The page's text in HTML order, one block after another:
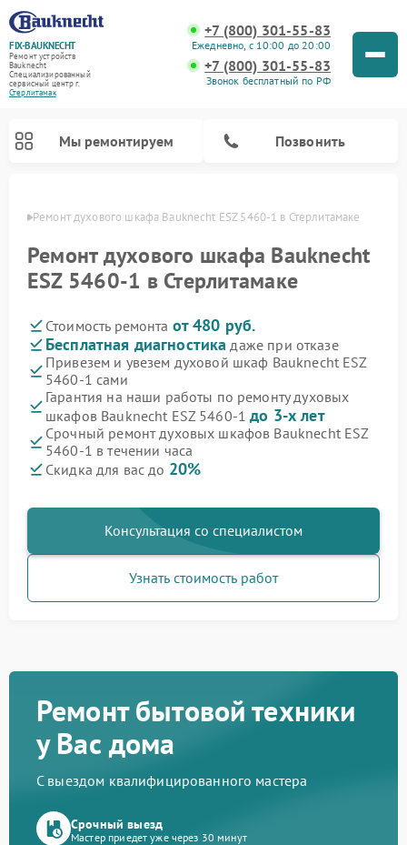
FIX-BAUKNECHT
Ремонт устройств
Bauknecht
Специализированный
cервисный центр г.
Стерлитамак
+7 (800) 301-55-83
Ежедневно, с 10:00 до 20:00
+7 (800) 301-55-83
Звонок бесплатный по РФ
Мы ремонтируем Позвонить
Ремонт духового шкафа Bauknecht ESZ 5460-1 в Стерлитамаке
Ремонт духового шкафа Bauknecht
ESZ 5460-1 в Стерлитамаке
Стоимость ремонта от 480 руб.
Бесплатная диагностика даже при отказе
Привезем и увезем духовой шкаф Bauknecht ESZ
5460-1 сами
Гарантия на наши работы по ремонту духовых
шкафов Bauknecht ESZ 5460-1до 3-х лет
Срочный ремонт духовых шкафов Bauknecht ESZ
5460-1 в течении часа
Скидка для вас до 20%
Консультация со специалистом
Узнать стоимость работ
Ремонт бытовой техники
у Вас дома
С выездом квалифицированного мастера
Срочный выезд
Мастер приедет уже через 30 минут